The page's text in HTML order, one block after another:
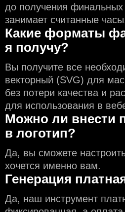
до получения
занимает считанные
Какие форматы
я получу?
Вы получите все
векторный (SVG) для
без потери качества и
для использования в
Можно ли внести
в логотип?
Да, вы сможете
хочется именно вам.
Генерация
Да, наш инструмент